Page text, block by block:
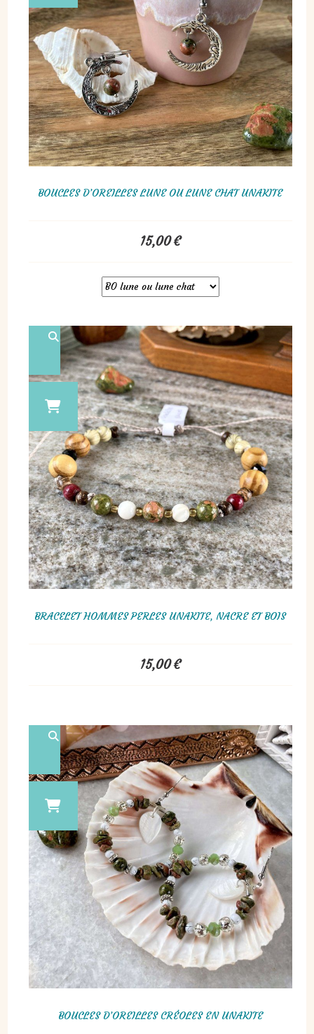
BOUCLES D’OREILLES LUNE OU LUNE CHAT UNAKITE
15,00€
BRACELET HOMMES PERLES UNAKITE, NACRE ET BOIS
15,00€
BOUCLES D’OREILLES CRÉOLES EN UNAKITE